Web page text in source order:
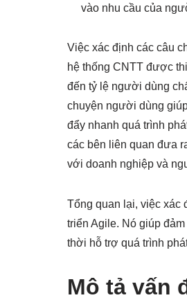
vào nhu cầu của
Việc xác định các câu
hệ thống CNTT được
đến tỷ lệ người dùng
chuyện người dùng
đẩy nhanh quá trình
các bên liên quan đưa
với doanh nghiệp và
Tổng quan lại, việc xác
triển Agile. Nó giúp
thời hỗ trợ quá trình
Mô tả vấn